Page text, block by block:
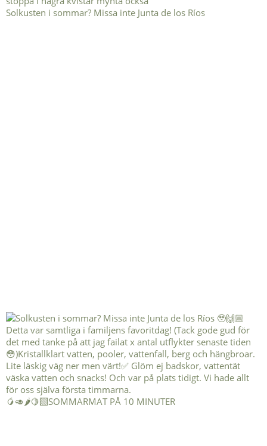
Solkusten i sommar? Missa inte Junta de los Ríos
🥭🥑🌶️🍋‍🟩SOMMARMAT PÅ 10 MINUTER